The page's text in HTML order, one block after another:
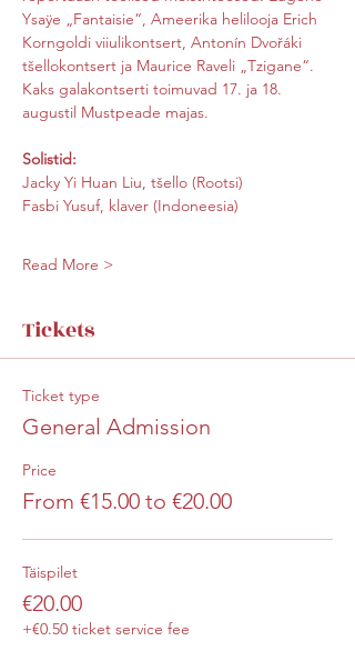
Ysaÿe „Fantaisie“, Ameerika helilooja Erich
Korngoldi viiulikontsert, Antonín Dvořáki
tšellokontsert ja Maurice Raveli „Tzigane“.
Kaks galakontserti toimuvad 17. ja 18.
augustil Mustpeade majas.
Solistid:
Jacky Yi Huan Liu, tšello (Rootsi)
Fasbi Yusuf, klaver (Indoneesia)
Read More >
Tickets
Ticket type
General Admission
Price
From €15.00 to €20.00
Täispilet
€20.00
+€0.50 ticket service fee